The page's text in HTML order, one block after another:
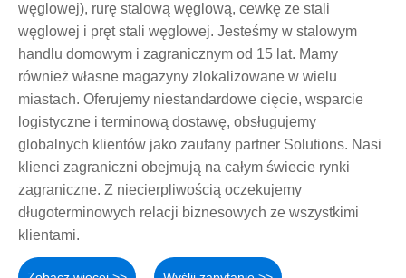
węglowej), rurę stalową węglową, cewkę ze stali
węglowej i pręt stali węglowej. Jesteśmy w stalowym
handlu domowym i zagranicznym od 15 lat. Mamy
również własne magazyny zlokalizowane w wielu
miastach. Oferujemy niestandardowe cięcie, wsparcie
logistyczne i terminową dostawę, obsługujemy
globalnych klientów jako zaufany partner Solutions. Nasi
klienci zagraniczni obejmują na całym świecie rynki
zagraniczne. Z niecierpliwością oczekujemy
długoterminowych relacji biznesowych ze wszystkimi
klientami.